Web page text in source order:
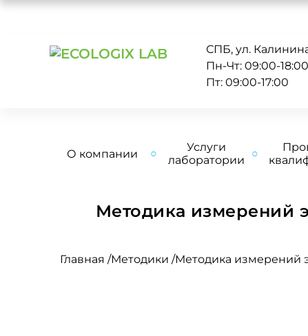
СПБ, ул.
Пн-Чт: 09:00-18:00
Пт: 09:00-17:00
О компании
Услуги
лаборатории
Методика измерений
Главная /Методики /Методика измерений